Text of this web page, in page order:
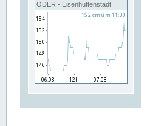
ODER - Eisenhüttenstadt